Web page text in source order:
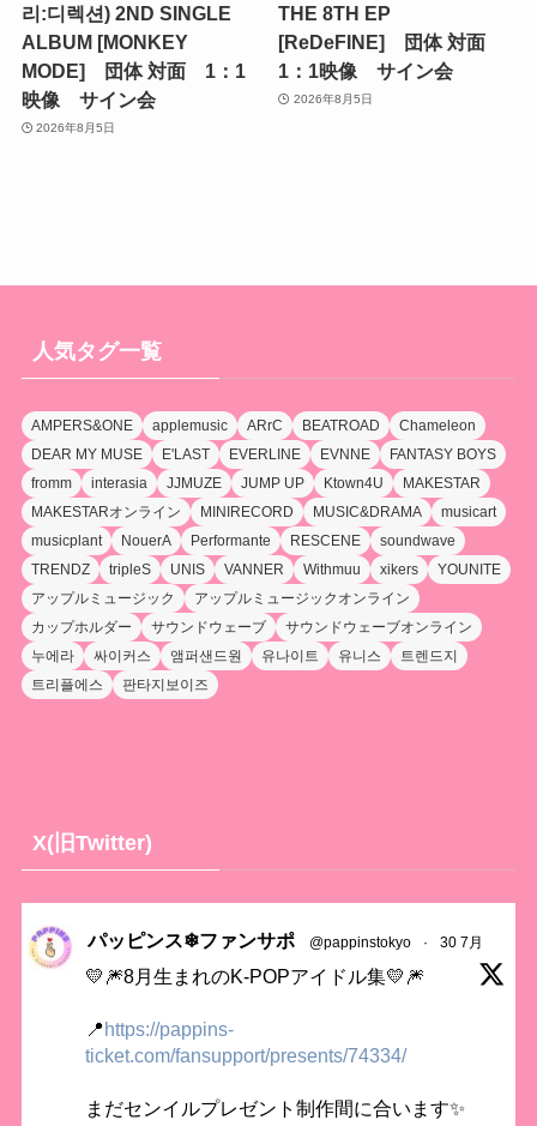
리:디렉션) 2ND SINGLE
ALBUM [MONKEY
MODE] 団体 対面 1：1
映像 サイン会
2026年8月5日
THE 8TH EP
[ReDeFINE] 団体 対面
1：1映像 サイン会
2026年8月5日
人気タグ一覧
AMPERS&ONE applemusic ARrC BEATROAD
Chameleon
DEAR MY MUSE
E'LAST EVERLINE EVNNE
FANTASY BOYS
fromm
interasia JJMUZE JUMP UP Ktown4U
MAKESTAR
MAKESTARオンライン
MINIRECORD MUSIC&DRAMA
musicart
musicplant
NouerA Performante RESCENE
soundwave
TRENDZ
tripleS UNIS VANNER Withmuu xikers
YOUNITE
アップルミュージック
アップルミュージックオンライン
カップホルダー
サウンドウェーブ
サウンドウェーブオンライン
누에라
싸이커스 앰퍼샌드원 유나이트 유니스
트렌드지
트리플에스
판타지보이즈
X(旧Twitter)
パッピンス❄ファンサポ @pappinstokyo · 30 7月
💛🎆8月生まれのK-POPアイドル集💛🎆
📍https://pappins-
ticket.com/fansupport/presents/74334/
まだセンイルプレゼント制作間に合います✨